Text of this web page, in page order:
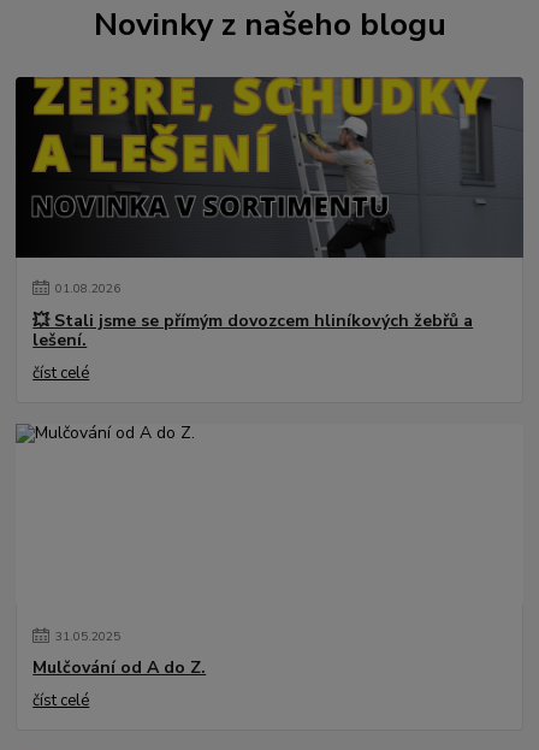
Novinky z našeho blogu
01.08.2026
💥 Stali jsme se přímým dovozcem hliníkových žebřů a
lešení.
číst celé
31.05.2025
Mulčování od A do Z.
číst celé